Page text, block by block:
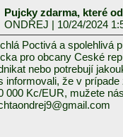
Pujcky zdarma, které
ONDŘEJ | 10/24/2024
Poctivá a spolehlivá
pro obcany Ceské
nebo potrebují
informovali, že v
000 Kc/EUR, mužete